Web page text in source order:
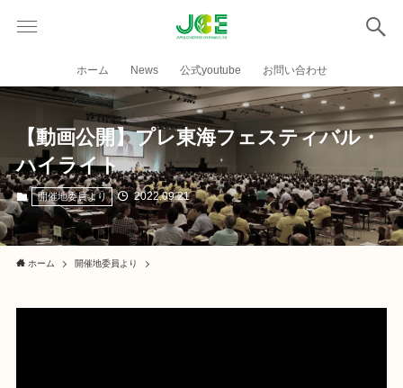
ホーム News 公式youtube お問い合わせ
【動画公開】プレ東海フェスティバル・
ハイライト
開催地委員より 2022.09.21
ホーム 開催地委員より